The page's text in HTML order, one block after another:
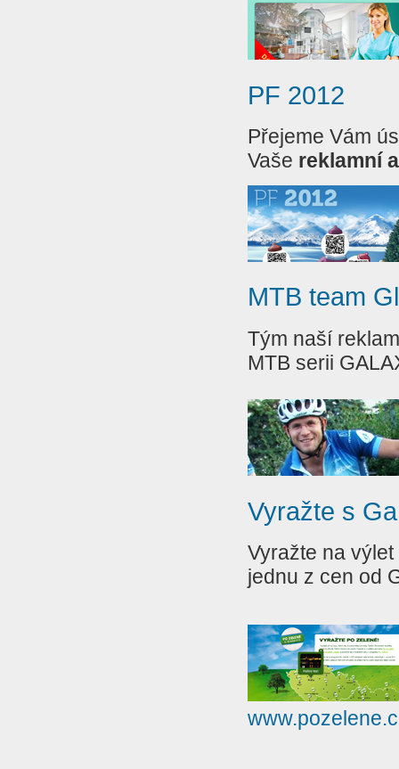
PF 2012
Přejeme Vám
Vaše reklamní
MTB team
Tým naší
MTB serii
Vyražte s
Vyražte na výlet
jednu z cen od